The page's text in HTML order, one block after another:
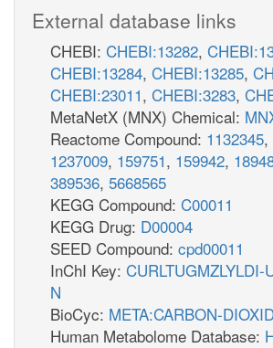
External database links
CHEBI: CHEBI:13282,
CHEBI:13284, CHEBI:13285,
CHEBI:23011, CHEBI:3283,
MetaNetX (MNX) Chemical:
Reactome Compound: 1132345,
1237009, 159751, 159942,
389536, 5668565
KEGG Compound: C00011
KEGG Drug: D00004
SEED Compound: cpd00011
InChI Key: CURLTUGMZLYLDI-
N
BioCyc: META:CARBON-
Human Metabolome Database: